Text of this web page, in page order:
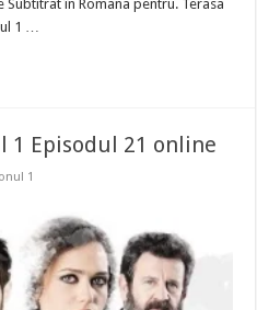
în Romana pentru. Terasa
1 …
1 Episodul 21 online
1